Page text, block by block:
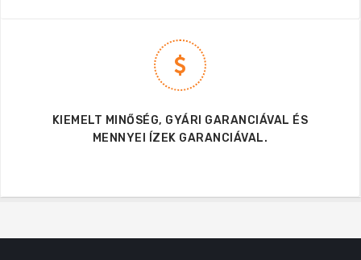
KIEMELT MINŐSÉG, GYÁRI GARANCIÁVAL ÉS
MENNYEI ÍZEK GARANCIÁVAL.